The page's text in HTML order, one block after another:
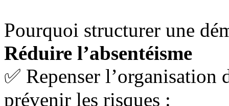
Pourquoi structurer une
Réduire l’absentéisme
✅ Repenser
prévenir les risques :